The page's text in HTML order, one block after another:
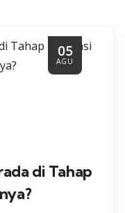
05
AGU
di Tahap